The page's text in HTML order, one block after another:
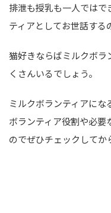
排泄も授乳も一人では
ティアとしてお世話する
猫好きならばミルクボラ
くさんいるでしょう。
ミルクボランティアに
ボランティア役割や必
のでぜひチェックしてか